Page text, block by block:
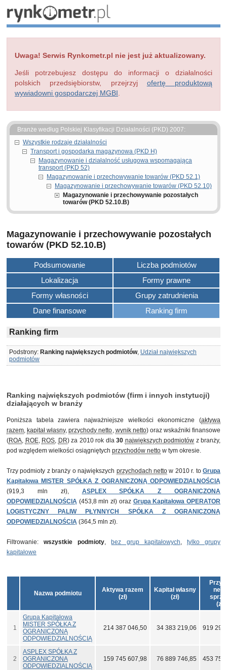
Uwaga! Serwis Rynkometr.pl nie jest już aktualizowany.
Jeśli potrzebujesz dostępu do informacji o działalności
polskich przedsiębiorstw, przejrzyj ofertę produktową
wywiadowni gospodarczej MGBI
Branże według Polskiej Klasyfikacji Działalności (PKD) 2007:
Wszystkie rodzaje działalności
Transport i gospodarka magazynowa (PKD H)
Magazynowanie i działalność usługowa wspomagająca
transport (PKD 52)
Magazynowanie i przechowywanie towarów (PKD 52.1)
Magazynowanie i przechowywanie towarów (PKD 52.10)
Magazynowanie i przechowywanie pozostałych
towarów (PKD 52.10.B)
Magazynowanie i przechowywanie pozostałych
towarów (PKD 52.10.B)
Podsumowanie
Liczba podmiotów
Lokalizacja
Formy prawne
Formy własności
Grupy zatrudnienia
Dane finansowe
Ranking firm
Ranking firm
Podstrony: Ranking największych podmiotów, Udział największych
podmiotów
Ranking największych podmiotów (firm i innych instytucji)
działających w branży
Poniższa tabela zawiera najważniejsze wielkości ekonomiczne (aktywa
razem, kapitał własny,przychody netto, wynik netto) oraz wskaźniki finansowe
(ROA, ROE, ROS, DR) za 2010 rok dla 30 największych podmiotów z branży,
pod względem wielkości osiągniętych przychodów netto w tym okresie.
Trzy podmioty z branży o największych przychodach nettow 2010 r. toGrupa
Kapitałowa MISTER SPÓŁKA Z OGRANICZONĄ ODPOWIEDZIALNOŚCIĄ
(919,3 mln zł), ASPLEX SPÓŁKA Z OGRANICZONA
ODPOWIEDZIALNOŚCIĄ (453,8 mln zł) oraz Grupa Kapitałowa OPERATOR
LOGISTYCZNY PALIW PŁYNNYCH SPÓŁKA Z OGRANICZONĄ
ODPOWIEDZIALNOŚCIĄ (364,5 mln zł).
Filtrowanie:wszystkie podmioty, bez grup kapitałowych, tylko grupy
kapitałowe
Nazwa podmiotu
Aktywa razem
(zł)
Kapitał własny
(zł)
(zł)
1
Grupa Kapitałowa
MISTER SPÓŁKA Z
OGRANICZONĄ
ODPOWIEDZIALNOŚCIĄ
214 387 046,50 34 383 219,06 919 294
2
ASPLEX SPÓŁKA Z
OGRANICZONA
ODPOWIEDZIALNOŚCIĄ
159 745 607,98 76 889 746,85 453 752